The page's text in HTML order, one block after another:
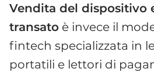
Vendita del dispositivo
transato è invece il
fintech specializzata in
portatili e lettori di